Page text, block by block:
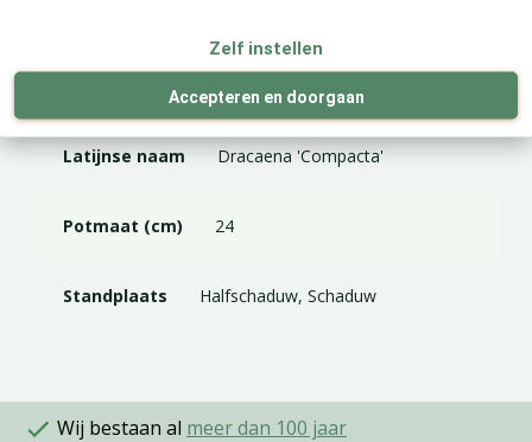
Zelf instellen
Accepteren en doorgaan
9992122035675
Latijnse naam Dracaena 'Compacta'
Potmaat (cm) 24
Standplaats Halfschaduw, Schaduw
Wij bestaan al meer dan 100 jaar